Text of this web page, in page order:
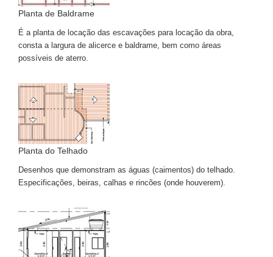
Planta de Baldrame
É a planta de locação das escavações para locação da obra,
consta a largura de alicerce e baldrame, bem como áreas
possíveis de aterro.
Planta do Telhado
Desenhos que demonstram as águas (caimentos) do telhado.
Especificações, beiras, calhas e rincões (onde houverem).